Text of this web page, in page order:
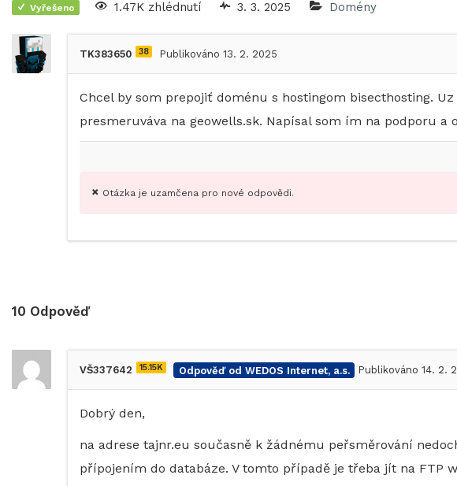
Vyřešeno 1.47K zhlédnutí 3. 3. 2025 Domény
TK383650 38 Publikováno 13. 2. 2025
Chcel by som prepojiť doménu s hostingom bisecthosting.
presmeruváva na geowells.sk. Napísal som ím na podporu a
Otázka je uzamčena pro nové odpovědi.
10 Odpověď
VŠ337642 15.15K Odpověď od WEDOS Internet, a.s. Publikováno 14. 2.
Dobrý den,
na adrese tajnr.eu současně k žádnému peřsměrování
přípojením do databáze. V tomto případě je třeba jít na FTP